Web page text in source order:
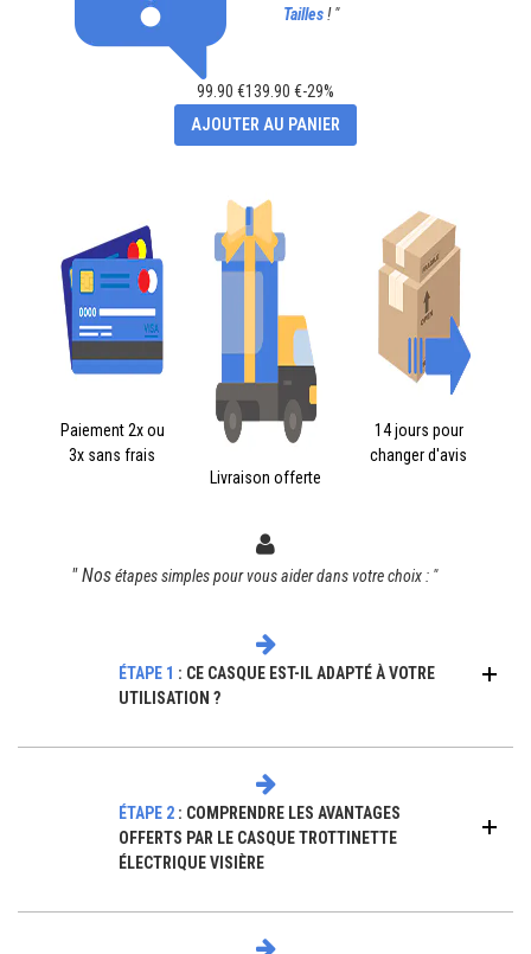
Tailles ! "
99.90 €139.90 €-29%
AJOUTER AU PANIER
Paiement 2x ou
3x sans frais
Livraison offerte
14 jours pour
changer d'avis
" Nosétapes simples pour vous aider dans votre choix : "
ÉTAPE 1 : CE CASQUE EST-IL ADAPTÉ À VOTRE
UTILISATION ?
ÉTAPE 2 : COMPRENDRE LES AVANTAGES
OFFERTS PAR LE CASQUE TROTTINETTE
ÉLECTRIQUE VISIÈRE